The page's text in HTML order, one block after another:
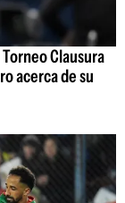
Clausura
acerca de su